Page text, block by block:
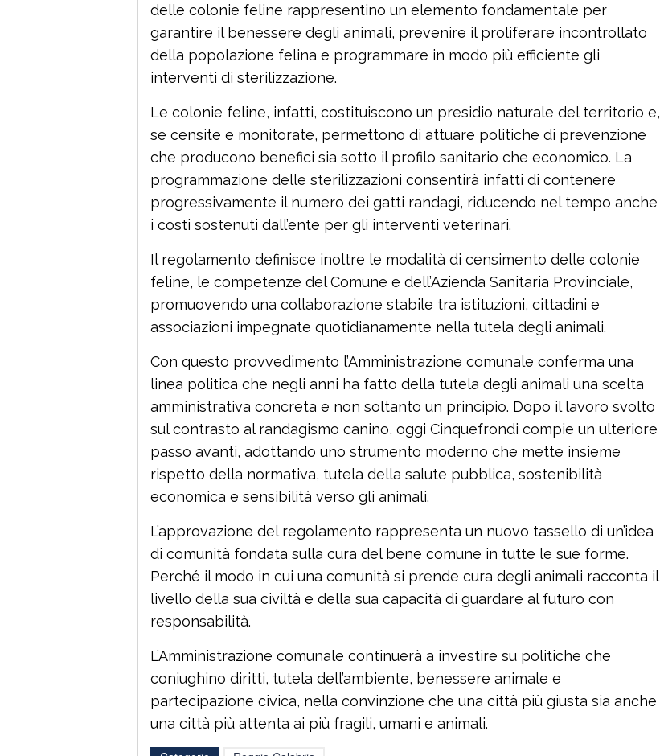
delle colonie feline rappresentino un elemento fondamentale per
garantire il benessere degli animali, prevenire il proliferare incontrollato
della popolazione felina e programmare in modo più efficiente gli
interventi di sterilizzazione.
Le colonie feline, infatti, costituiscono un presidio naturale del territorio e,
se censite e monitorate, permettono di attuare politiche di prevenzione
che producono benefici sia sotto il profilo sanitario che economico. La
programmazione delle sterilizzazioni consentirà infatti di contenere
progressivamente il numero dei gatti randagi, riducendo nel tempo anche
i costi sostenuti dall’ente per gli interventi veterinari.
Il regolamento definisce inoltre le modalità di censimento delle colonie
feline, le competenze del Comune e dell’Azienda Sanitaria Provinciale,
promuovendo una collaborazione stabile tra istituzioni, cittadini e
associazioni impegnate quotidianamente nella tutela degli animali.
Con questo provvedimento l’Amministrazione comunale conferma una
linea politica che negli anni ha fatto della tutela degli animali una scelta
amministrativa concreta e non soltanto un principio. Dopo il lavoro svolto
sul contrasto al randagismo canino, oggi Cinquefrondi compie un ulteriore
passo avanti, adottando uno strumento moderno che mette insieme
rispetto della normativa, tutela della salute pubblica, sostenibilità
economica e sensibilità verso gli animali.
L’approvazione del regolamento rappresenta un nuovo tassello di un’idea
di comunità fondata sulla cura del bene comune in tutte le sue forme.
Perché il modo in cui una comunità si prende cura degli animali racconta il
livello della sua civiltà e della sua capacità di guardare al futuro con
responsabilità.
L’Amministrazione comunale continuerà a investire su politiche che
coniughino diritti, tutela dell’ambiente, benessere animale e
partecipazione civica, nella convinzione che una città più giusta sia anche
una città più attenta ai più fragili, umani e animali.